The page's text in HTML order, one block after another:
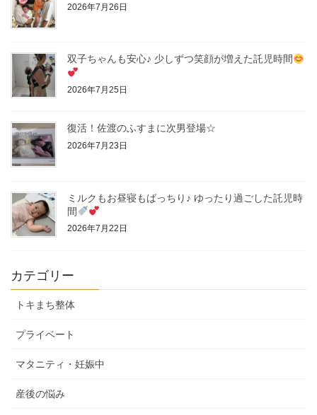
2026年7月26日
双子ちゃんも安心♪ 少しずつ笑顔が増えた託児時間
2026年7月25日
復活！佐渡のふすまに次男登場☆
2026年7月23日
ミルクもお昼寝もばっちり♪ ゆったり過ごした託児時
間
2026年7月22日
カテゴリー
トキまち整体
プライベート
マタニティ・妊娠中
産後の悩み